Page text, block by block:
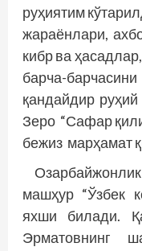
руҳиятим
жараёнлари,
кибр ва
барча-
қандайдир руҳий
Зеро “Сафар
бежиз марҳамат
машҳур “Ўзбек
яхши билади.
Эрматовнинг